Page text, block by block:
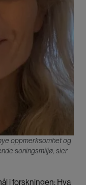
oppmerksomhet og
soningsmiljø, sier
i forskningen: Hva